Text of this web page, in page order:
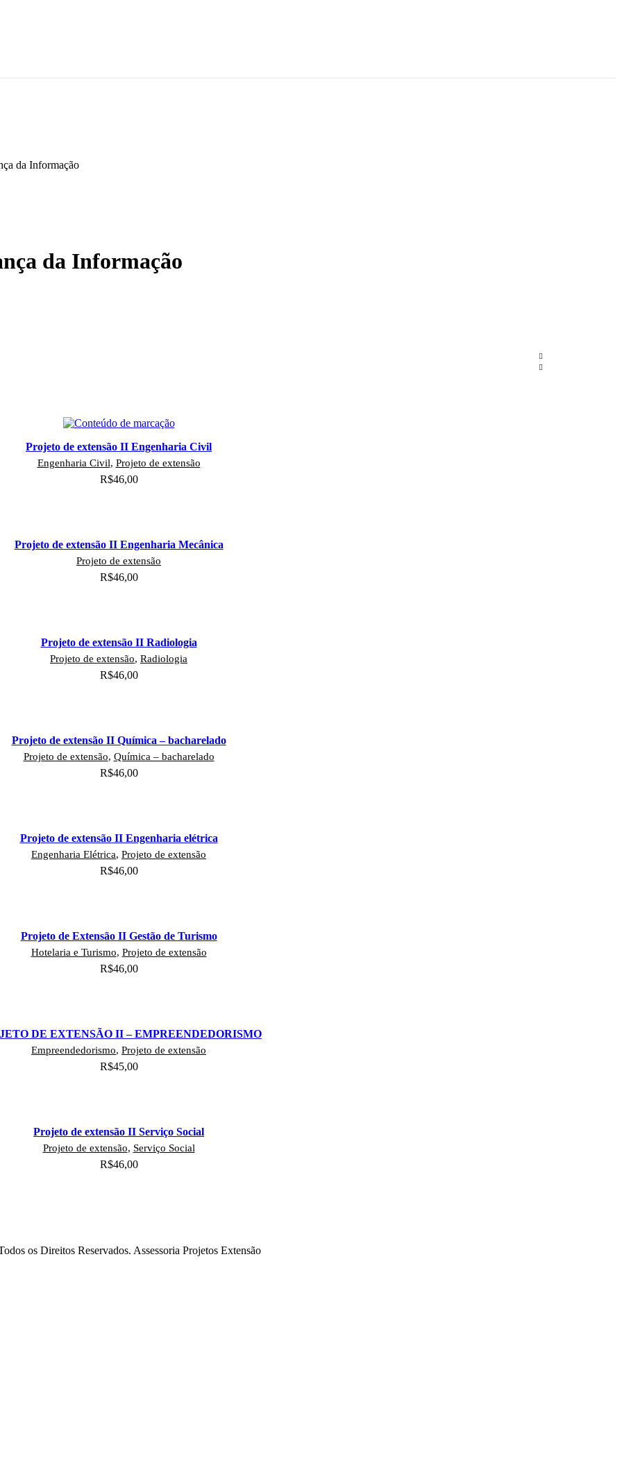
da Informação
da Informação
Projeto de extensão II Engenharia Civil
Engenharia Civil, Projeto de extensão
R$46,00
Projeto de extensão II Engenharia Mecânica
Projeto de extensão
R$46,00
Projeto de extensão II Radiologia
Projeto de extensão, Radiologia
R$46,00
Projeto de extensão II Química – bacharelado
Projeto de extensão, Química – bacharelado
R$46,00
Projeto de extensão II Engenharia elétrica
Engenharia Elétrica, Projeto de extensão
R$46,00
Projeto de Extensão II Gestão de Turismo
Hotelaria e Turismo, Projeto de extensão
R$46,00
DE EXTENSÃO II – EMPREENDEDORISMO
Empreendedorismo, Projeto de extensão
R$45,00
Projeto de extensão II Serviço Social
Projeto de extensão, Serviço Social
R$46,00
os Direitos Reservados. Assessoria Projetos Extensão